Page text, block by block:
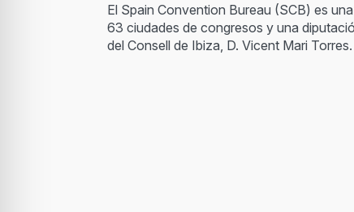
El Spain Convention Bureau (SCB) es
63 ciudades de congresos y una
del Consell de Ibiza, D. Vicent Mari Torres.